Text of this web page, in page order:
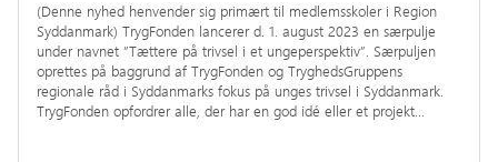
(Denne nyhed henvender sig primært til medlemsskoler i Region
Syddanmark) TrygFonden lancerer d. 1. august 2023 en særpulje
under navnet ”Tættere på trivsel i et ungeperspektiv”. Særpuljen
oprettes på baggrund af TrygFonden og TryghedsGruppens
regionale råd i Syddanmarks fokus på unges trivsel i Syddanmark.
TrygFonden opfordrer alle, der har en god idé eller et projekt…